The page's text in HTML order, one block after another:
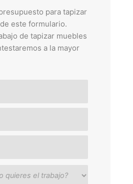
para tapizar
este formulario.
de tapizar muebles
a la mayor